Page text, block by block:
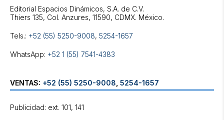
Editorial Espacios Dinámicos, S.A. de C.V.
Tels.: +52 (55) 5250-9008, 5254-1657
WhatsApp: +52 1 (55) 7541-4383
VENTAS: +52 (55) 5250-9008 5254-1657
Publicidad: ext. 101, 141